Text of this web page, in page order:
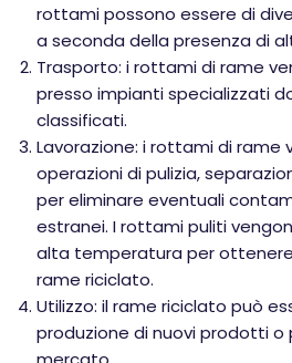
rottami possono essere di
a seconda della presenza di
Trasporto: i rottami di rame
presso impianti specializzati
classificati.
Lavorazione: i rottami di
operazioni di pulizia,
per eliminare eventuali
estranei. I rottami puliti
alta temperatura per
rame riciclato.
Utilizzo: il rame riciclato può
produzione di nuovi prodotti o